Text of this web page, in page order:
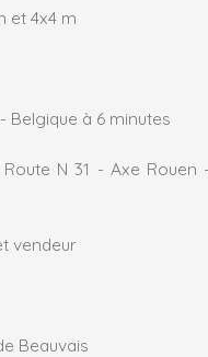
et 4x4 m
Belgique à 6 minutes
N 31 - Axe Rouen
vendeur
Beauvais